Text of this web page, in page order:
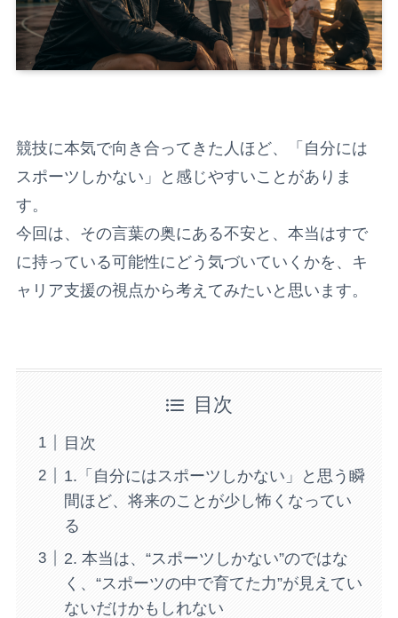
競技に本気で向き合ってきた人ほど、「自分には
スポーツしかない」と感じやすいことがありま
す。
今回は、その言葉の奥にある不安と、本当はすで
に持っている可能性にどう気づいていくかを、キ
ャリア支援の視点から考えてみたいと思います。
目次
目次
1.「自分にはスポーツしかない」と思う瞬
間ほど、将来のことが少し怖くなってい
る
2. 本当は、“スポーツしかない”のではな
く、“スポーツの中で育てた力”が見えてい
ないだけかもしれない